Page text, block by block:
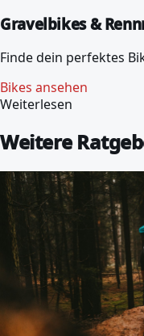
Gravelbikes &
Finde dein perfektes
Bikes ansehen
Weiterlesen
Weitere